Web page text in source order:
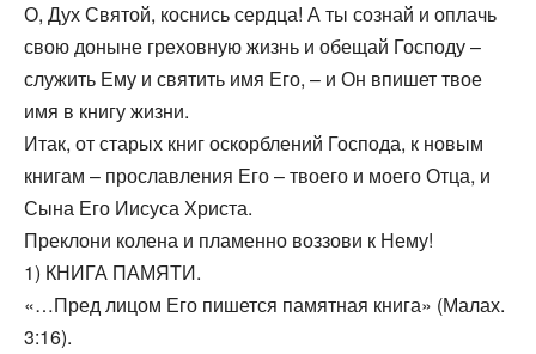
О, Дух Святой, коснись сердца! А ты сознай и оплачь
свою доныне греховную жизнь и обещай Господу –
служить Ему и святить имя Его, – и Он впишет твое
имя в книгу жизни.
Итак, от старых книг оскорблений Господа, к новым
книгам – прославления Его – твоего и моего Отца, и
Сына Его Иисуса Христа.
Преклони колена и пламенно воззови к Нему!
1) КНИГА ПАМЯТИ.
«…Пред лицом Его пишется памятная книга» (Малах.
3:16).